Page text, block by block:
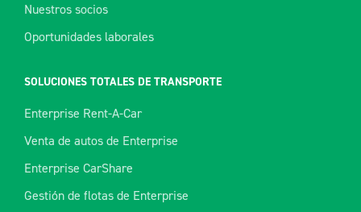
Nuestros socios
Oportunidades laborales
SOLUCIONES TOTALES DE TRANSPORTE
Enterprise Rent-A-Car
Venta de autos de Enterprise
Enterprise CarShare
Gestión de flotas de Enterprise